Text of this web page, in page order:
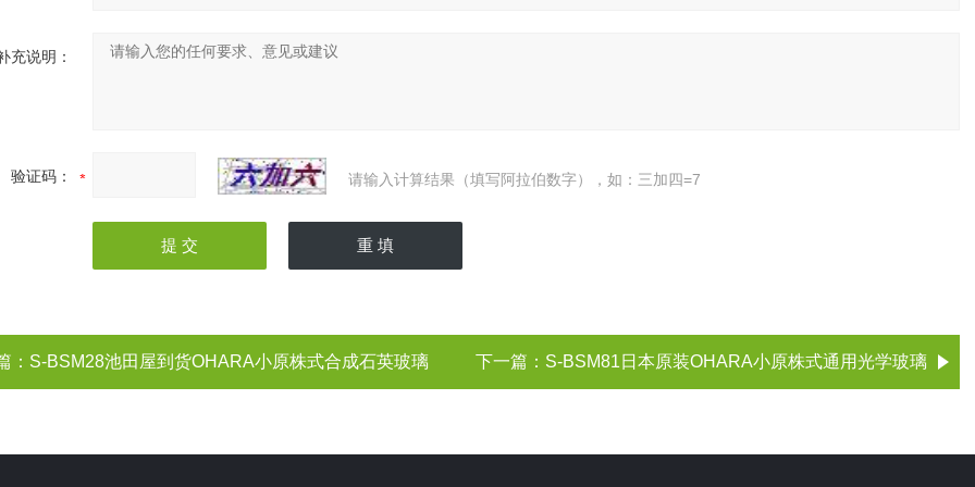
充说明：
验证码： 请输入计算结果（填写阿拉伯数字），如：三加四=7
： S-BSM28池田屋到货OHARA小原株式合成石英玻璃 下一篇： S-BSM81日本原装OHARA小原株式通用光学玻璃